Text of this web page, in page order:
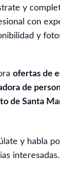
y
con
y
ofertas de
de
de Santa
y habla
interesadas.